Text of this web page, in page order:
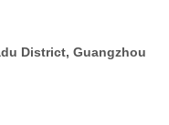
District, Guangzhou